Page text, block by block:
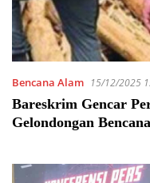
Bencana Alam 15/12/2025
Bareskrim Gencar
Gelondongan